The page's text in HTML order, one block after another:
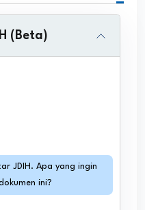
(Beta)
JDIH. Apa yang ingin
ini?